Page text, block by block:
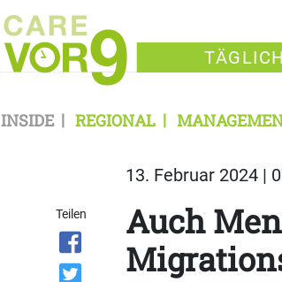
INSIDE REGIONAL
13. Februar 2024 |
Teilen
Auch